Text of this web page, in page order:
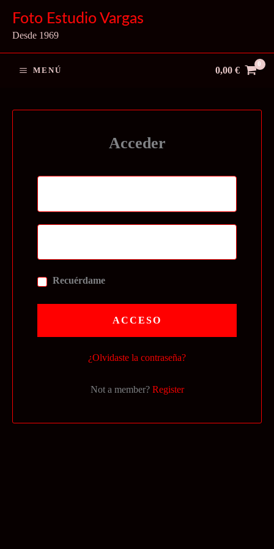
contenido
Foto Estudio Vargas
Desde 1969
MENÚ 0,00 €
Acceder
Recuérdame
ACCESO
¿Olvidaste la contraseña?
Not a member? Register